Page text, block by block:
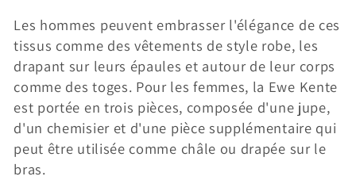
Les hommes peuvent embrasser l'élégance de ces
tissus comme des vêtements de style robe, les
drapant sur leurs épaules et autour de leur corps
comme des toges. Pour les femmes, la Ewe Kente
est portée en trois pièces, composée d'une jupe,
d'un chemisier et d'une pièce supplémentaire qui
peut être utilisée comme châle ou drapée sur le
bras.